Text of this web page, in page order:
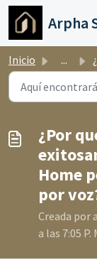
Ir al contenido
Arpha
Inicio ...
¿Por
Home
por
Creada por
a las 7:05